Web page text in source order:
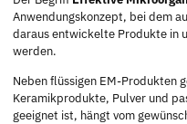
Anwendungskonzept, bei dem
daraus entwickelte Produkte in
werden.
Neben flüssigen EM-Produkten
Keramikprodukte, Pulver und
geeignet ist, hängt vom